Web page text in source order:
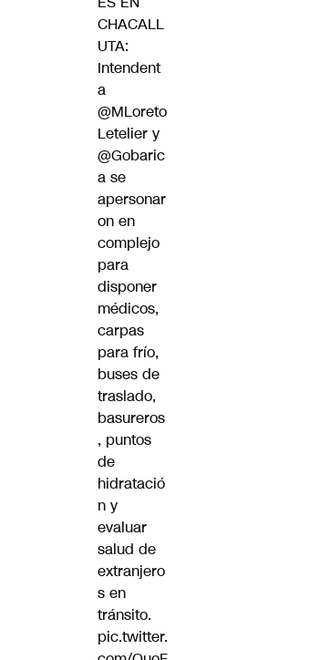
CHACALL
UTA:
Intendent
a
@MLoreto
Letelier y
@Gobaric
a se
apersonar
on en
complejo
para
disponer
médicos,
carpas
para frío,
buses de
traslado,
basureros
, puntos
de
hidratació
n y
evaluar
salud de
extranjero
s en
tránsito.
pic.twitter.